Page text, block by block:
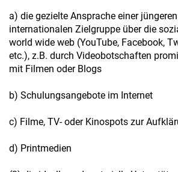
a) die gezielte Ansprache einer
internationalen Zielgruppe über die
world wide web (YouTube, Facebook,
etc.), z.B. durch Videobotschaften
mit Filmen oder Blogs
b) Schulungsangebote im Internet
c) Filme, TV- oder Kinospots zur
d) Printmedien